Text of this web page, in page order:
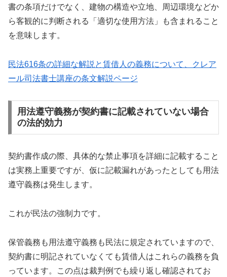
書の条項だけでなく、建物の構造や立地、周辺環境などか
ら客観的に判断される「適切な使用方法」も含まれること
を意味します。
民法616条の詳細な解説と賃借人の義務について、クレア
ール司法書士講座の条文解説ページ
用法遵守義務が契約書に記載されていない場合
の法的効力
契約書作成の際、具体的な禁止事項を詳細に記載すること
は実務上重要ですが、仮に記載漏れがあったとしても用法
遵守義務は発生します。
これが民法の強制力です。
保管義務も用法遵守義務も民法に規定されていますので、
契約書に明記されていなくても賃借人はこれらの義務を負
っています。この点は裁判例でも繰り返し確認されてお